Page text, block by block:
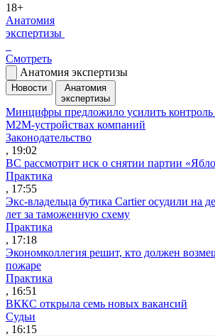
18+
Анатомия
экспертизы
Смотреть
Анатомия экспертизы
Новости
Анатомия
экспертизы
Минцифры предложило усилить контроль
M2M-устройствах компаний
Законодательство
, 19:02
ВС рассмотрит иск о снятии партии
Практика
, 17:55
Экс-владельца бутика Cartier осудили на
лет за таможенную схему
Практика
, 17:18
Экономколлегия решит, кто должен
пожаре
Практика
, 16:51
ВККС открыла семь новых вакансий
Судьи
, 16:15